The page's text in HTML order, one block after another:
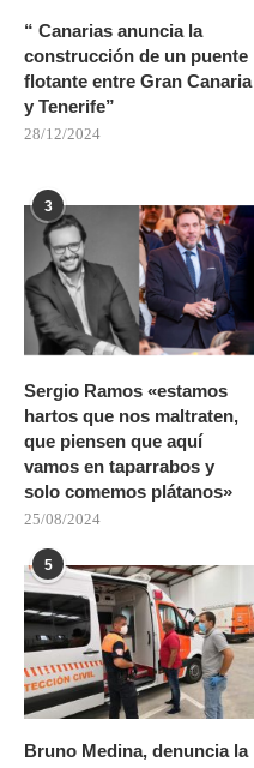
“ Canarias anuncia la
construcción de un puente
flotante entre Gran Canaria
y Tenerife”
28/12/2024
3
Sergio Ramos «estamos
hartos que nos maltraten,
que piensen que aquí
vamos en taparrabos y
solo comemos plátanos»
25/08/2024
5
Bruno Medina, denuncia la